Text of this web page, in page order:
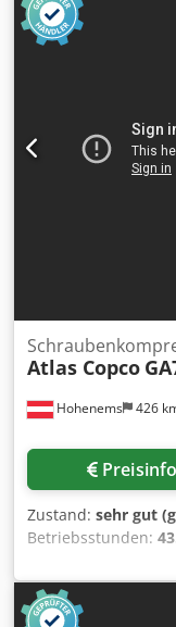
Hohenems 426
Atlas Copco
Preisinfo
Zustand: sehr gut
Betriebsstunden:
,
GA75VSD+FF
Aszp Urwscteha 75